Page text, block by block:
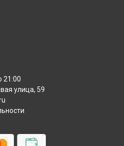
Toshiba в
Toshiba в
Toshiba в
Toshiba в
21:00
улица, 59